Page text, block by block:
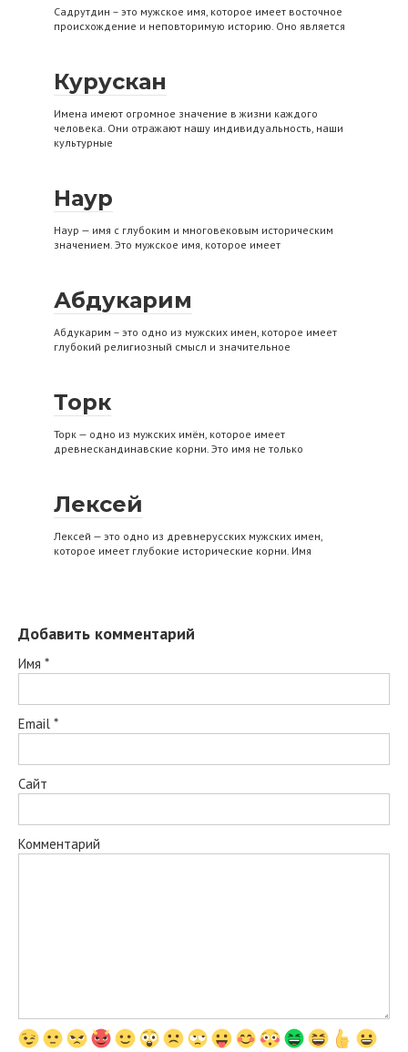
Садрутдин – это мужское имя, которое имеет восточное
происхождение и неповторимую историю. Оно является
Курускан
Имена имеют огромное значение в жизни каждого
человека. Они отражают нашу индивидуальность, наши
культурные
Наур
Наур — имя с глубоким и многовековым историческим
значением. Это мужское имя, которое имеет
Абдукарим
Абдукарим – это одно из мужских имен, которое имеет
глубокий религиозный смысл и значительное
Торк
Торк — одно из мужских имён, которое имеет
древнескандинавские корни. Это имя не только
Лексей
Лексей — это одно из древнерусских мужских имен,
которое имеет глубокие исторические корни. Имя
Добавить комментарий
Имя *
Email *
Сайт
Комментарий